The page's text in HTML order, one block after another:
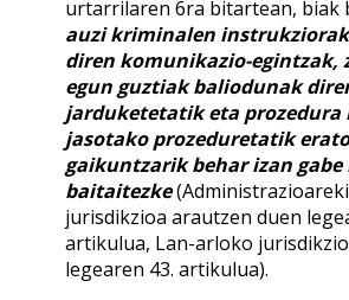
urtarrilaren 6ra bitartean, biak
auzi kriminalen
diren komunikazio-egintzak,
egun guztiak baliodunak
jarduketetatik eta prozedura
jasotako prozeduretatik
gaikuntzarik behar izan
baitaitezke
jurisdikzioa arautzen duen
artikulua, Lan-arloko
legearen 43. artikulua).